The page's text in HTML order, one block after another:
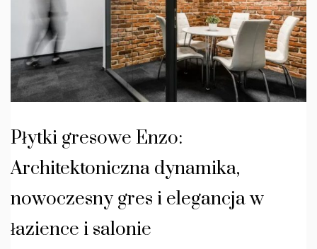
Płytki gresowe Enzo:
Architektoniczna dynamika,
nowoczesny gres i elegancja w
łazience i salonie